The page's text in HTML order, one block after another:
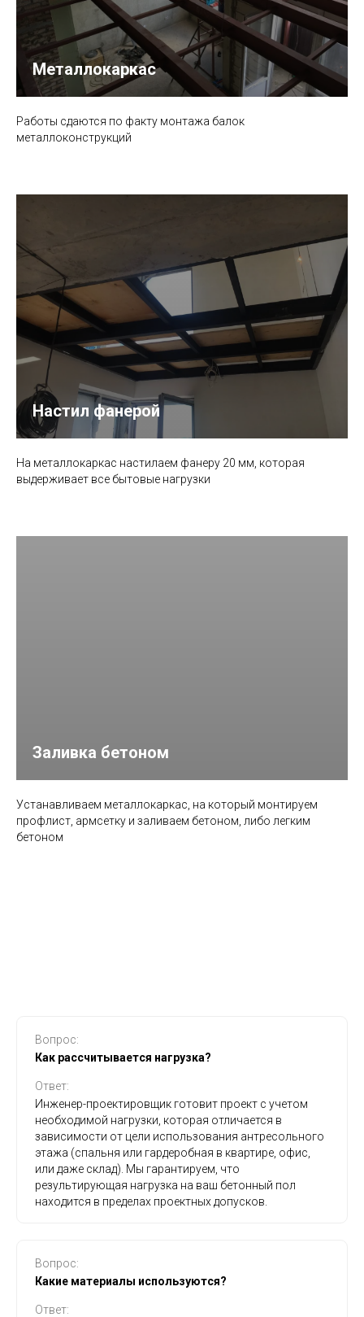
Металлокаркас
Работы сдаются по факту монтажа балок
металлоконструкций
Настил фанерой
На металлокаркас настилаем фанеру 20 мм, которая
выдерживает все бытовые нагрузки
Заливка бетоном
Устанавливаем металлокаркас, на который монтируем
профлист, армсетку и заливаем бетоном, либо легким
бетоном
Вопрос:
Как рассчитывается нагрузка?
Ответ:
Инженер-проектировщик готовит проект с учетом
необходимой нагрузки, которая отличается в
зависимости от цели использования антресольного
этажа (спальня или гардеробная в квартире, офис,
или даже склад). Мы гарантируем, что
результирующая нагрузка на ваш бетонный пол
находится в пределах проектных допусков.
Вопрос:
Какие материалы используются?
Ответ: